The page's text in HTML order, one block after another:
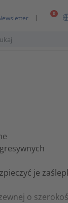
0
je
o